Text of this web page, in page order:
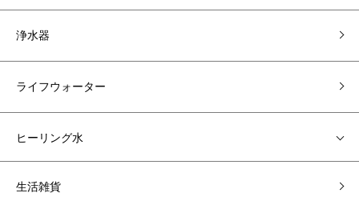
浄水器
ライフウォーター
ヒーリング水
生活雑貨